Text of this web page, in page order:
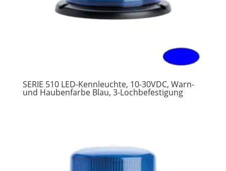
SERIE 510 LED-Kennleuchte, 10-30VDC, Warn-
und Haubenfarbe Blau, 3-Lochbefestigung